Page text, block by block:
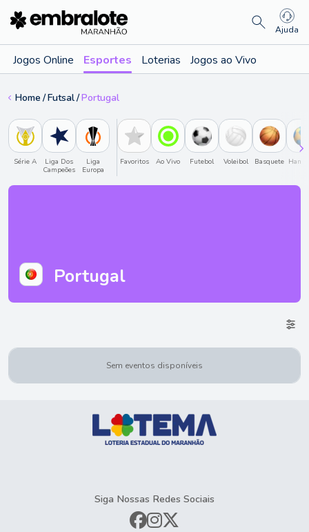
Ajuda
Jogos Online Esportes Loterias Jogos ao Vivo
Home Futsal Portugal
Série A
Liga Dos
Campeões
Liga
Europa
Favoritos Ao Vivo Futebol Voleibol Basquete
Portugal
Sem eventos disponíveis
Siga Nossas Redes Sociais